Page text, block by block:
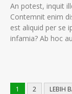
An potest, inquit
Contemnit enim
est aliquid per se
infamia? Ab hoc
1 2 LEBIH